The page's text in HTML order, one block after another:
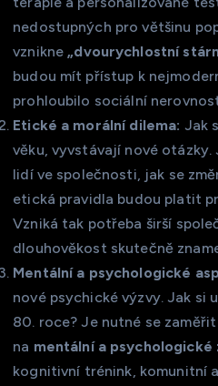
nedostupných pro většinu
vznikne„dvourychlostní
budou mít přístup k
prohloubilo sociální
Etické a morální dilema: Jak
věku, vyvstávají nové otázky.
lidí ve společnosti, jak se
etická pravidla budou platit
Vzniká tak potřeba širší
dlouhověkost skutečně
Mentální a psychologické
nové psychické výzvy. Jak si
80. roce? Je nutné se
na mentální a psychologické
kognitivní trénink, komunitní